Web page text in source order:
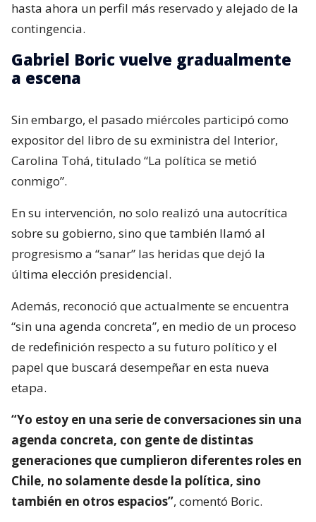
hasta ahora un perfil más reservado y alejado de la
contingencia.
Gabriel Boric vuelve gradualmente
a escena
Sin embargo, el pasado miércoles participó como
expositor del libro de su exministra del Interior,
Carolina Tohá, titulado “La política se metió
conmigo”.
En su intervención, no solo realizó una autocrítica
sobre su gobierno, sino que también llamó al
progresismo a “sanar” las heridas que dejó la
última elección presidencial.
Además, reconoció que actualmente se encuentra
“sin una agenda concreta”, en medio de un proceso
de redefinición respecto a su futuro político y el
papel que buscará desempeñar en esta nueva
etapa.
“Yo estoy en una serie de conversaciones sin una
agenda concreta, con gente de distintas
generaciones que cumplieron diferentes roles en
Chile, no solamente desde la política, sino
también en otros espacios”, comentó Boric.